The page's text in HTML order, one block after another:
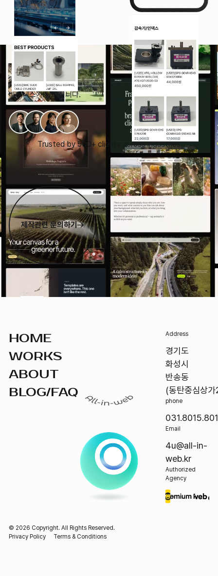
웹사이트가 달라지면,
비즈니스가 달라집니다.
Trusted by 500+ clients across industries
제작관련 문의하기
HOME
WORKS
ABOUT
BLOG/FAQ
Address
경기도
화성시
반송동
(동탄중심상
phone
Email
4u@all-in-
web.kr
Authorized
Agency
© 2026 Copyright. All Rights Reserved.
Privacy Policy
Terms & Conditions